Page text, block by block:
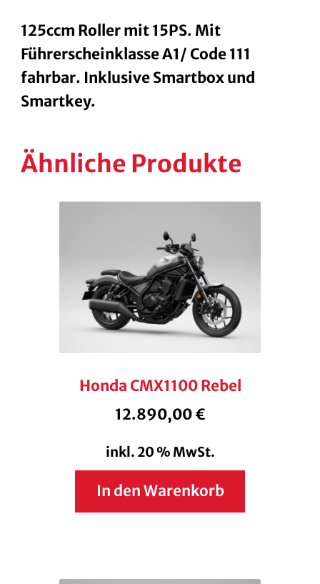
125ccm Roller mit 15PS. Mit
Führerscheinklasse A1/ Code 111
fahrbar. Inklusive Smartbox und
Smartkey.
Ähnliche Produkte
Honda CMX1100 Rebel
12.890,00€
inkl. 20 % MwSt.
In den Warenkorb